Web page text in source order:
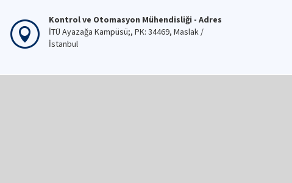
Kontrol ve Otomasyon Mühendisliği - Adres
İTÜ Ayazağa Kampüsü;, PK: 34469, Maslak /
İstanbul